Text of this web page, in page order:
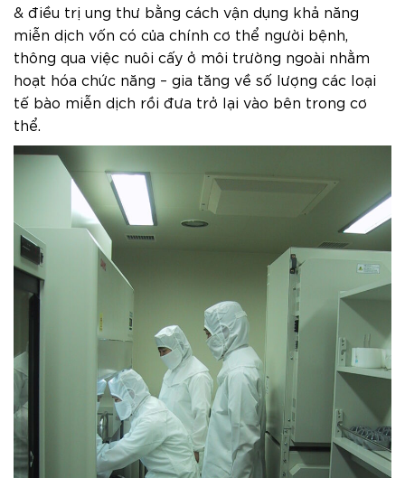
& điều trị ung thư bằng cách vận dụng khả năng
miễn dịch vốn có của chính cơ thể người bệnh,
thông qua việc nuôi cấy ở môi trường ngoài nhằm
hoạt hóa chức năng – gia tăng về số lượng các loại
tế bào miễn dịch rồi đưa trở lại vào bên trong cơ
thể.